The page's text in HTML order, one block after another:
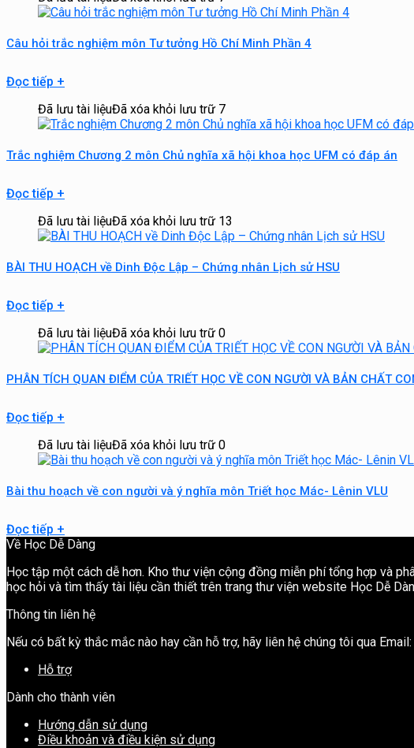
Câu hỏi trắc nghiệm môn Tư tưởng Hồ Chí Minh Phần 4
Đọc tiếp +
Đã lưu tài liệuĐã xóa khỏi lưu trữ 7
Trắc nghiệm Chương 2 môn Chủ nghĩa xã hội khoa học UFM có đáp án
Đọc tiếp +
Đã lưu tài liệuĐã xóa khỏi lưu trữ 13
BÀI THU HOẠCH về Dinh Độc Lập – Chứng nhân Lịch sử HSU
Đọc tiếp +
Đã lưu tài liệuĐã xóa khỏi lưu trữ 0
PHÂN TÍCH QUAN ĐIỂM CỦA TRIẾT HỌC VỀ CON NGƯỜI VÀ BẢN CHẤT
Đọc tiếp +
Đã lưu tài liệuĐã xóa khỏi lưu trữ 0
Bài thu hoạch về con người và ý nghĩa môn Triết học Mác- Lênin VLU
Đọc tiếp +
Về Học Dễ Dàng
Học tập một cách dễ hơn. Kho thư viện cộng đồng miễn phí tổng hợp và
học hỏi và tìm thấy tài liệu cần thiết trên trang thư viện website Học Dễ
Thông tin liên hệ
Nếu có bất kỳ thắc mắc nào hay cần hỗ trợ, hãy liên hệ chúng tôi qua
Hỗ trợ
Dành cho thành viên
Hướng dẫn sử dụng
Điều khoản và điều kiện sử dụng